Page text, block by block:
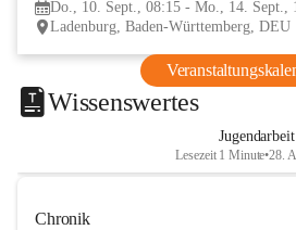
Do., 10. Sept., 08:15 - Mo., 14. Sept.,
Ladenburg, Baden-Württemberg, DEU
Wissenswertes
Jugendarbeit
Lesezeit 1 Minute•28.
Chronik